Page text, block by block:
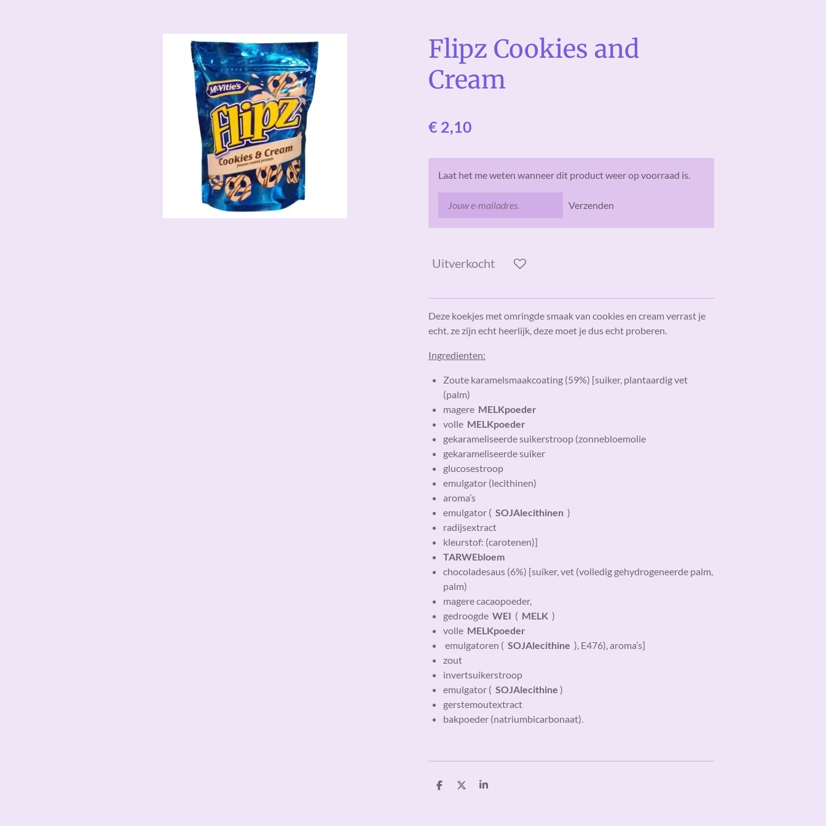
Flipz Cookies and
Cream
€ 2,10
Laat het me weten wanneer dit product weer op voorraad is.
Verzenden
Uitverkocht
Deze koekjes met omringde smaak van cookies en cream verrast je
echt. ze zijn echt heerlijk, deze moet je dus echt proberen.
Ingredienten:
Zoute karamelsmaakcoating (59%) [suiker, plantaardig vet
(palm)
magere MELKpoeder
volle MELKpoeder
gekarameliseerde suikerstroop (zonnebloemolie
gekarameliseerde suiker
glucosestroop
emulgator (lecithinen)
aroma’s
emulgator ( SOJAlecithinen )
radijsextract
kleurstof: (carotenen)]
TARWEbloem
chocoladesaus (6%) [suiker, vet (volledig gehydrogeneerde palm,
palm)
magere cacaopoeder,
gedroogde WEI ( MELK )
volle MELKpoeder
emulgatoren ( SOJAlecithine ), E476), aroma’s]
zout
invertsuikerstroop
emulgator ( SOJAlecithine )
gerstemoutextract
bakpoeder (natriumbicarbonaat).
D
D
S